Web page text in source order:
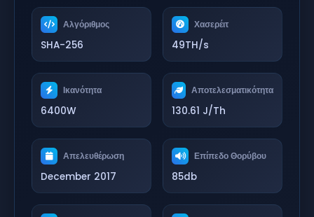
Αλγόριθμος
SHA-256
Χασερέιτ
49TH/s
Ικανότητα
6400W
Αποτελεσματικότητα
130.61 J/Th
Απελευθέρωση
December 2017
Επίπεδο Θορύβου
85db